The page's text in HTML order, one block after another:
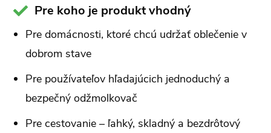
Pre koho je produkt vhodný
Pre domácnosti, ktoré chcú udržať oblečenie v
dobrom stave
Pre používateľov hľadajúcich jednoduchý a
bezpečný odžmolkovač
Pre cestovanie – ľahký, skladný a bezdrôtový